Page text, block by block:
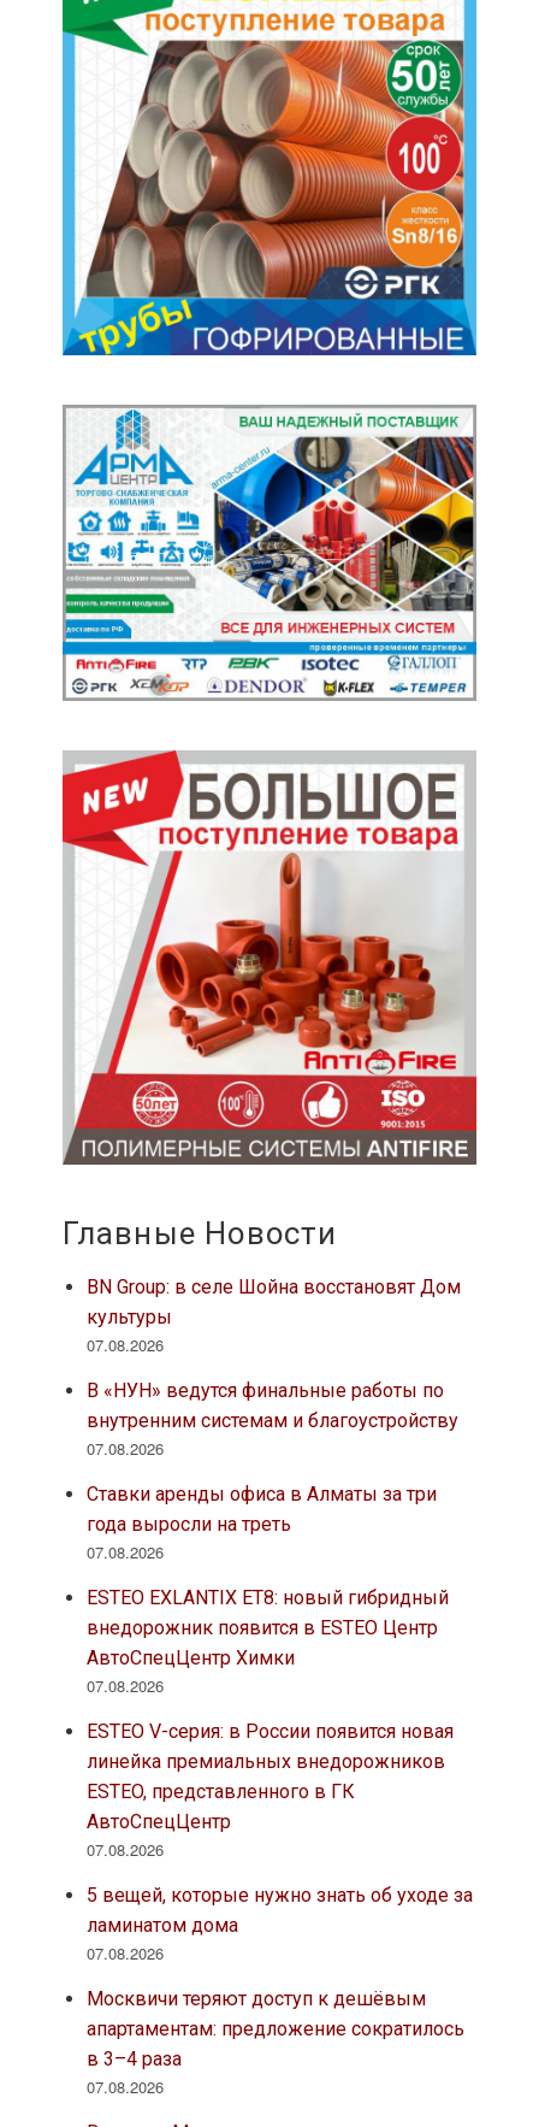
Главные Новости
BN Group: в селе Шойна восстановят Дом
культуры
07.08.2026
В «НУН» ведутся финальные работы по
внутренним системам и благоустройству
07.08.2026
Ставки аренды офиса в Алматы за три
года выросли на треть
07.08.2026
ESTEO EXLANTIX ET8: новый гибридный
внедорожник появится в ESTEO Центр
АвтоСпецЦентр Химки
07.08.2026
ESTEO V-серия: в России появится новая
линейка премиальных внедорожников
ESTEO, представленного в ГК
АвтоСпецЦентр
07.08.2026
5 вещей, которые нужно знать об уходе за
ламинатом дома
07.08.2026
Москвичи теряют доступ к дешёвым
апартаментам: предложение сократилось
в 3–4 раза
07.08.2026